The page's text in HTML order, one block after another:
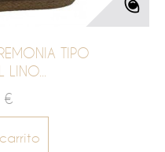
TIPO
LINO...
€